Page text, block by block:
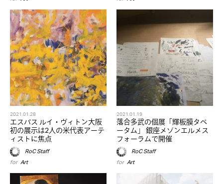
2021.01.28
エスパス ルイ・ヴィトン大阪
初の展示は2人の米代表アーテ
ィストに焦点
RoC Staff
for Art
2021.01.19
落合多武の個展「輝板膜タペ
ータム」 銀座メゾンエルメス
フォーラムで開催
RoC Staff
for Art